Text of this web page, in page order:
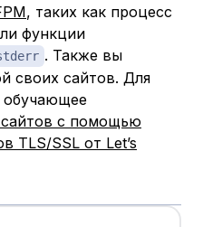
, таких как процесс
функции
. Также вы
своих сайтов. Для
обучающее
с помощью
TLS/SSL от Let’s